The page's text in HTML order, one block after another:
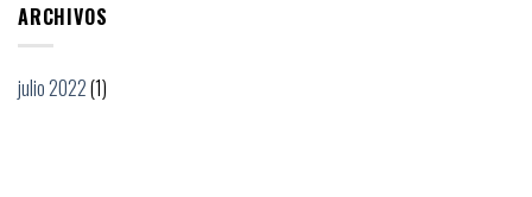
ARCHIVOS
julio 2022(1)